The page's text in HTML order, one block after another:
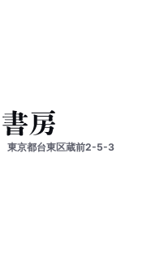
東京都台東区蔵前2-5-3